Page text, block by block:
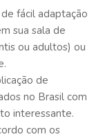
fácil adaptação
sua sala de
ou adultos) ou
de
no Brasil com
interessante.
com os